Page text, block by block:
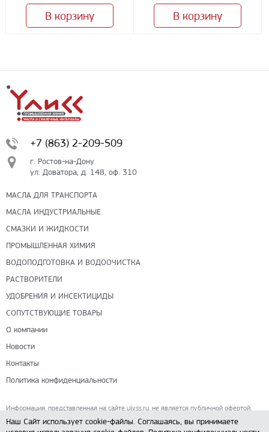
В корзину В корзину
+7 (863) 2-209-509
г. Ростов-на-Дону
ул. Доватора, д. 148, оф. 310
МАСЛА ДЛЯ ТРАНСПОРТА
МАСЛА ИНДУСТРИАЛЬНЫЕ
СМАЗКИ И ЖИДКОСТИ
ПРОМЫШЛЕННАЯ ХИМИЯ
ВОДОПОДГОТОВКА И ВОДООЧИСТКА
РАСТВОРИТЕЛИ
УДОБРЕНИЯ И ИНСЕКТИЦИДЫ
СОПУТСТВУЮЩИЕ ТОВАРЫ
О компании
Новости
Контакты
Политика конфиденциальности
Информация, представленная на сайте ulyss.ru, не является публичной офертой,
определяемой положениями ч. 2 ст. 437 Гражданского кодекса РФ.
Наш Сайт использует cookie-файлы. Соглашаясь, вы принимаете